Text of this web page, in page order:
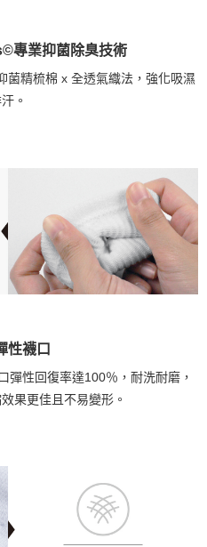
專業抑菌除臭技術
菌精梳棉 x 全透氣織法，強化吸濕
。
性襪口
彈性回復率達100％，耐洗耐磨，
果更佳且不易變形。